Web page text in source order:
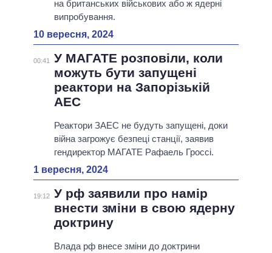
на британських військових або ж ядерні
випробування.
10 вересня, 2024
00:41
У МАГАТЕ розповіли, коли
можуть бути запущені
реактори на Запорізькій
АЕС
Реактори ЗАЕС не будуть запущені, доки
війна загрожує безпеці станції, заявив
гендиректор МАГАТЕ Рафаель Гроссі.
1 вересня, 2024
19:12 У рф заявили про намір
внести зміни в свою ядерну
доктрину
Влада рф внесе зміни до доктрини